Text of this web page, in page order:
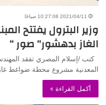
2021/04/11 10:27:08 صباحًا
وزير البترول يفتتح
الغاز بدهشور” صور “
كتب /إسلام المصري تفقد
المعدنية مشروع محطة ضواغط
أكمل القراءة »